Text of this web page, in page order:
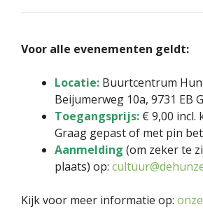
Voor alle evenementen geldt:
Locatie: Buurtcentrum
Beijumerweg 10a, 9731 EB
Toegangsprijs: € 9,00 incl.
Graag gepast of met pin
Aanmelding (om zeker te
plaats) op:
Kijk voor meer informatie op: